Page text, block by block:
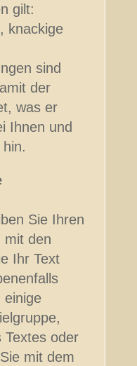
gilt:
knackige
sind
der
was er
Ihnen und
Sie Ihren
mit den
Ihr Text
einige
Textes oder
mit dem